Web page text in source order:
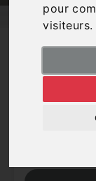
pour
visiteurs.